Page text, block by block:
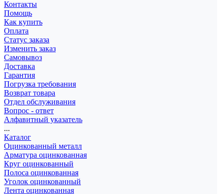
Контакты
Помощь
Как купить
Оплата
Статус заказа
Изменить заказ
Самовывоз
Доставка
Гарантия
Погрузка требования
Возврат товара
Отдел обслуживания
Вопрос - ответ
Алфавитный указатель
...
Каталог
Оцинкованный металл
Арматура оцинкованная
Круг оцинкованный
Полоса оцинкованная
Уголок оцинкованный
Лента оцинкованная